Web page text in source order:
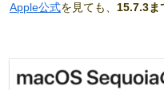
Apple公式を見ても、 15.7.3ま